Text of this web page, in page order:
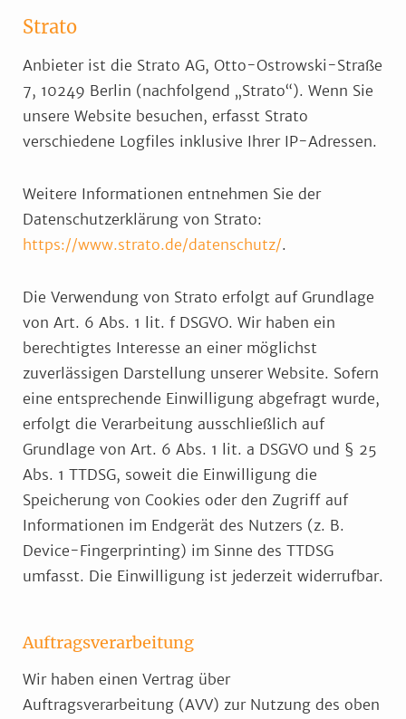
Strato
Anbieter ist die Strato AG, Otto-Ostrowski-Straße
7, 10249 Berlin (nachfolgend „Strato“). Wenn Sie
unsere Website besuchen, erfasst Strato
verschiedene Logfiles inklusive Ihrer IP-Adressen.
Weitere Informationen entnehmen Sie der
Datenschutzerklärung von Strato:
https://www.strato.de/datenschutz/.
Die Verwendung von Strato erfolgt auf Grundlage
von Art. 6 Abs. 1 lit. f DSGVO. Wir haben ein
berechtigtes Interesse an einer möglichst
zuverlässigen Darstellung unserer Website. Sofern
eine entsprechende Einwilligung abgefragt wurde,
erfolgt die Verarbeitung ausschließlich auf
Grundlage von Art. 6 Abs. 1 lit. a DSGVO und § 25
Abs. 1 TTDSG, soweit die Einwilligung die
Speicherung von Cookies oder den Zugriff auf
Informationen im Endgerät des Nutzers (z. B.
Device-Fingerprinting) im Sinne des TTDSG
umfasst. Die Einwilligung ist jederzeit widerrufbar.
Auftragsverarbeitung
Wir haben einen Vertrag über
Auftragsverarbeitung (AVV) zur Nutzung des oben